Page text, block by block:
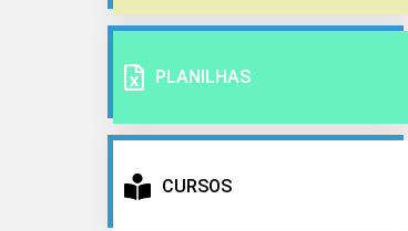
PLANILHAS
CURSOS